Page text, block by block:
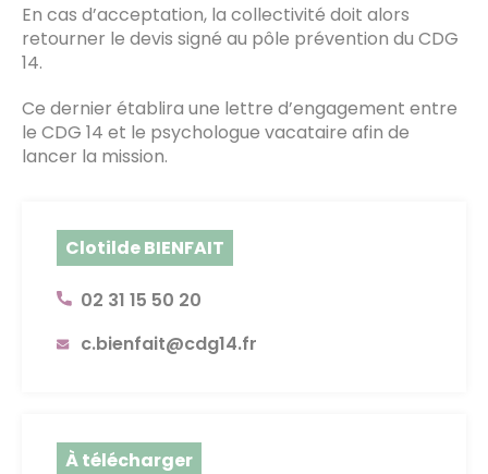
En cas d’acceptation, la collectivité doit alors
retourner le devis signé au pôle prévention du CDG
14.
Ce dernier établira une lettre d’engagement entre
le CDG 14 et le psychologue vacataire afin de
lancer la mission.
Clotilde BIENFAIT
02 31 15 50 20
c.bienfait@cdg14.fr
À télécharger